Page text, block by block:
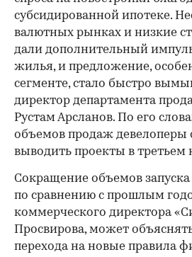
субсидированной ипотеке.
валютных рынках и низкие
дали дополнительный
жилья, и предложение,
сегменте, стало быстро
директор департамента
Рустам Арсланов. По его
объемов продаж девелоперы
выводить проекты в третьем
Сокращение объемов
по сравнению с прошлым
коммерческого директора
Просвирова, может
перехода на новые правила